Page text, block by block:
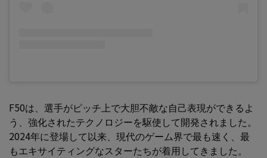
F50は、選手がピッチ上で大胆不敵な自己表現ができるよ
う、強化されたテクノロジーを駆使して開発されました。
2024年に登場して以来、現代のゲーム界で最も速く、最
もエキサイティングなスターたちが着用してきました。